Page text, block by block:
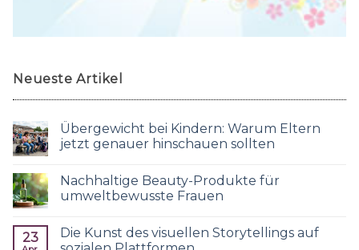
Neueste Artikel
Übergewicht bei Kindern: Warum Eltern
jetzt genauer hinschauen sollten
Nachhaltige Beauty-Produkte für
umweltbewusste Frauen
23
Die Kunst des visuellen Storytellings auf